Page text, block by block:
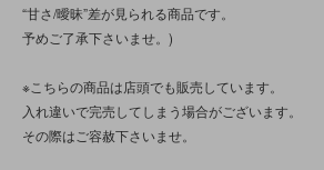
“甘さ/曖昧”差が見られる商品です。
予めご了承下さいませ。)
※こちらの商品は店頭でも販売しています。
入れ違いで完売してしまう場合がございます。
その際はご容赦下さいませ。